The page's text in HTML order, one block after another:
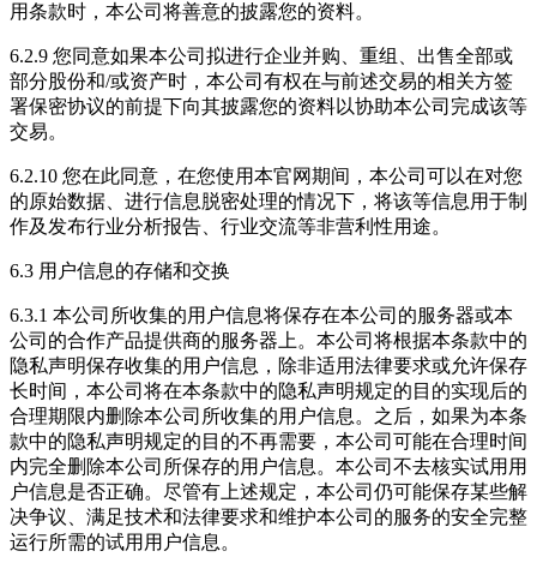
用条款时，本公司将善意的披露您的资料。
6.2.9 您同意如果本公司拟进行企业并购、重组、出售全部或
部分股份和/或资产时，本公司有权在与前述交易的相关方签
署保密协议的前提下向其披露您的资料以协助本公司完成该等
交易。
6.2.10 您在此同意，在您使用本官网期间，本公司可以在对您
的原始数据、进行信息脱密处理的情况下，将该等信息用于制
作及发布行业分析报告、行业交流等非营利性用途。
6.3 用户信息的存储和交换
6.3.1 本公司所收集的用户信息将保存在本公司的服务器或本
公司的合作产品提供商的服务器上。本公司将根据本条款中的
隐私声明保存收集的用户信息，除非适用法律要求或允许保存
长时间，本公司将在本条款中的隐私声明规定的目的实现后的
合理期限内删除本公司所收集的用户信息。之后，如果为本条
款中的隐私声明规定的目的不再需要，本公司可能在合理时间
内完全删除本公司所保存的用户信息。本公司不去核实试用用
户信息是否正确。尽管有上述规定，本公司仍可能保存某些解
决争议、满足技术和法律要求和维护本公司的服务的安全完整
运行所需的试用用户信息。